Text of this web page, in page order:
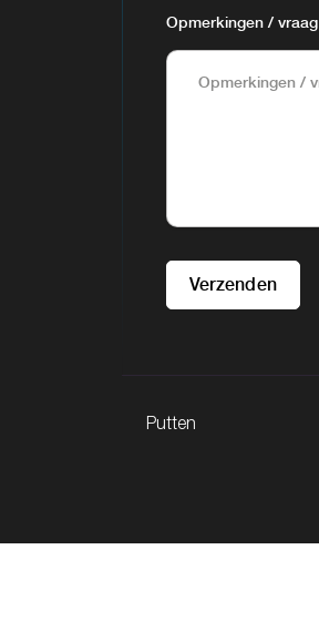
Opmerkingen / vraag
Verzenden
Putten